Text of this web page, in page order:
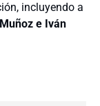
incluyendo a
e Iván